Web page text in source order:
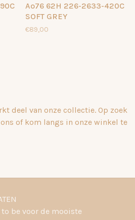
Ao76 62H 226-2633-420C
SOFT GREY
€89,00
deel van onze collectie. Op zoek
of kom langs in onze winkel te
be voor de mooiste